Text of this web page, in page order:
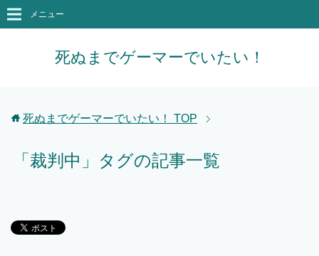
死ぬまでゲーマーでいたい！
メニュー
死ぬまでゲーマーでいたい！ TOP
「裁判中」タグの記事一覧